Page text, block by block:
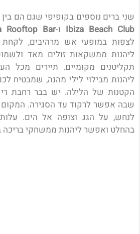
שני ברים נוספים בקופיפי שגם הם
Ibiza Beach Club ו-Rooftop Bar
לצפות במופעי אש מרהיבים,
ליהנות ממשקאות זולים מאד
תקליטנים מקומיים. תיירים מכל
ליהנות מבילוי לילי מהנה, שמבטיח
הקטנות של הלילה. יש בבר רחבת
שבה אפשר לרקוד עד הסגירה. המקום
לנחש, על הגג וצופה אל הים.
בהחלט ואפשר ליהנות ממשחקי בריכה